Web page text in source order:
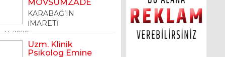
Uzm. Klinik
Psikolog Emine
DENİZ
Cinsel işlev bozukluğu